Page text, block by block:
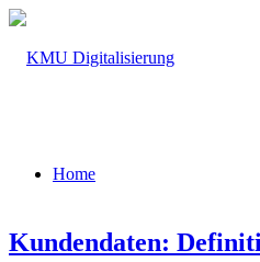
Home
Kundendaten: